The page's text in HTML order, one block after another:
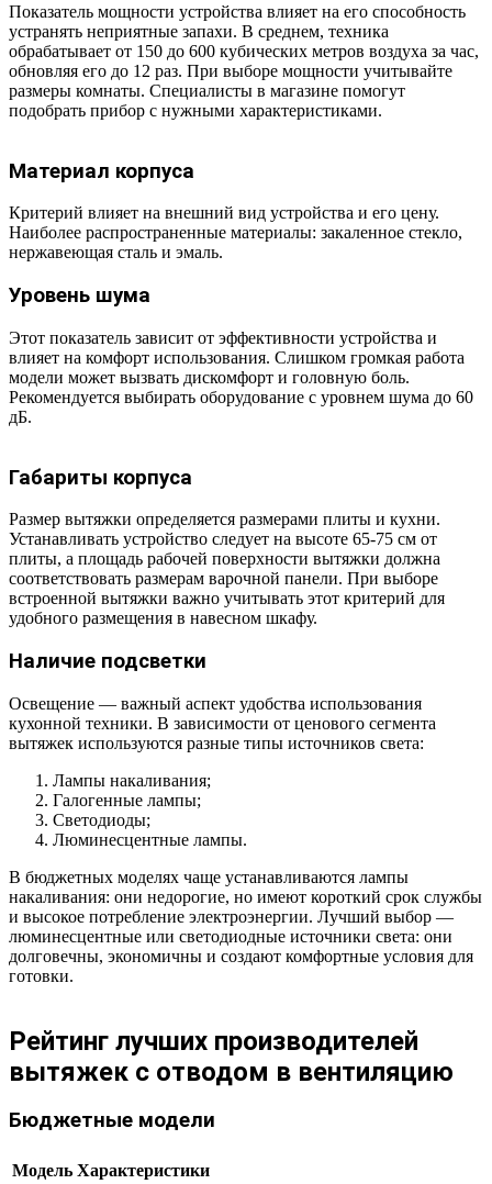
Показатель мощности устройства влияет на его способность
устранять неприятные запахи. В среднем, техника
обрабатывает от 150 до 600 кубических метров воздуха за час,
обновляя его до 12 раз. При выборе мощности учитывайте
размеры комнаты. Специалисты в магазине помогут
подобрать прибор с нужными характеристиками.
Материал корпуса
Критерий влияет на внешний вид устройства и его цену.
Наиболее распространенные материалы: закаленное стекло,
нержавеющая сталь и эмаль.
Уровень шума
Этот показатель зависит от эффективности устройства и
влияет на комфорт использования. Слишком громкая работа
модели может вызвать дискомфорт и головную боль.
Рекомендуется выбирать оборудование с уровнем шума до 60
дБ.
Габариты корпуса
Размер вытяжки определяется размерами плиты и кухни.
Устанавливать устройство следует на высоте 65-75 см от
плиты, а площадь рабочей поверхности вытяжки должна
соответствовать размерам варочной панели. При выборе
встроенной вытяжки важно учитывать этот критерий для
удобного размещения в навесном шкафу.
Наличие подсветки
Освещение — важный аспект удобства использования
кухонной техники. В зависимости от ценового сегмента
вытяжек используются разные типы источников света:
Лампы накаливания;
Галогенные лампы;
Светодиоды;
Люминесцентные лампы.
В бюджетных моделях чаще устанавливаются лампы
накаливания: они недорогие, но имеют короткий срок службы
и высокое потребление электроэнергии. Лучший выбор —
люминесцентные или светодиодные источники света: они
долговечны, экономичны и создают комфортные условия для
готовки.
Рейтинг лучших производителей
вытяжек с отводом в вентиляцию
Бюджетные модели
Модель Характеристики